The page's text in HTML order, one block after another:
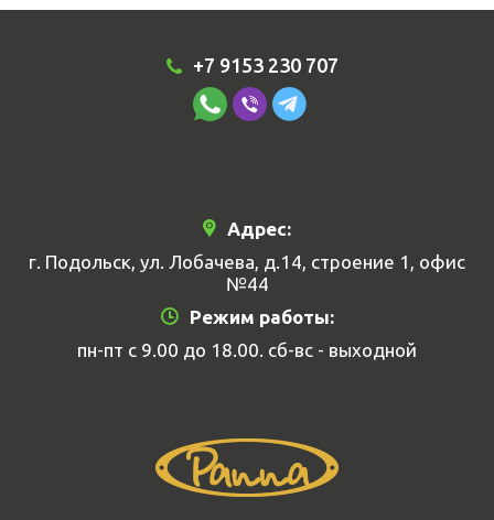
+7 9153 230 707
Адрес:
г. Подольск, ул. Лобачева, д.14, строение 1, офис
№44
Режим работы:
пн-пт с 9.00 до 18.00. сб-вс - выходной